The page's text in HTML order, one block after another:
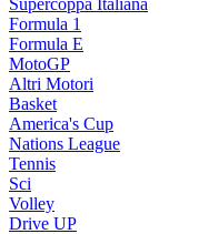
Formula 1
Formula E
MotoGP
Altri Motori
Basket
America's Cup
Nations League
Tennis
Sci
Volley
Drive UP